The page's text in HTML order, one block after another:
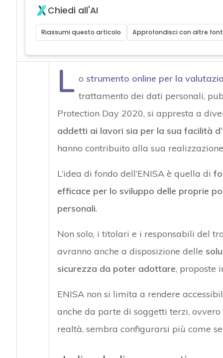
Chiedi all'AI
Riassumi questo articolo Approfondisci con altre
L o strumento online per la
trattamento dei dati personali,
Protection Day 2020, si appresta a
addetti ai lavori sia per la sua facilità
hanno contribuito alla sua
L’idea di fondo dell’ENISA è quella di
efficace per lo sviluppo delle proprie
personali.
Non solo, i titolari e i responsabili del
avranno anche a disposizione delle
sicurezza da poter adottare, proposte
ENISA non si limita a rendere
anche da parte di soggetti terzi,
realtà, sembra configurarsi più come